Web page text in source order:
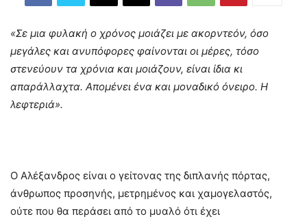
«Σε μια φυλακή ο χρόνος μοιάζει με ακορντεόν, όσο
μεγάλες και ανυπόφορες φαίνονται οι μέρες, τόσο
στενεύουν τα χρόνια και μοιάζουν, είναι ίδια κι
απαράλλαχτα. Απομένει ένα και μοναδικό όνειρο. Η
λεφτεριά».
Ο Αλέξανδρος είναι ο γείτονας της διπλανής πόρτας,
άνθρωπος προσηνής, μετρημένος και χαμογελαστός,
ούτε που θα περάσει από το μυαλό ότι έχει